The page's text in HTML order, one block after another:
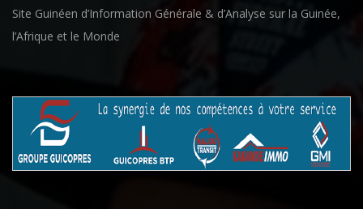
Site Guinéen d’Information Générale & d’Analyse sur la Guinée,
l’Afrique et le Monde